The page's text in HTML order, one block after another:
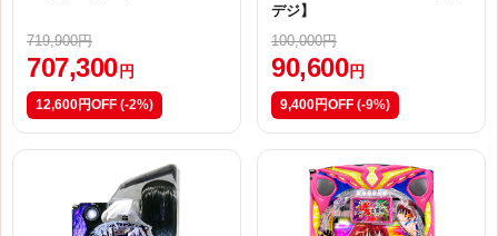
719,900円
707,300 円
12,600円OFF (-2%)
デジ】
100,000円
90,600 円
9,400円OFF (-9%)